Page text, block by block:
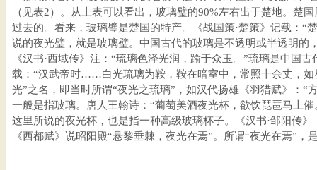
（见表2）。从上表可以看出，玻璃璧的90%左右出于楚地。楚
过去的。看来，玻璃璧是楚国的特产。《战国策·楚策》记载：“
说的夜光璧，就是玻璃璧。中国古代的玻璃是不透明或半透明的
《汉书·西域传》注：“琉璃色泽光润，踰于众玉。”琉璃是中国
载：“汉武帝时……白光琉璃为鞍，鞍在暗室中，常照十余丈，如
光”之名，即当时所谓“夜光之琉璃”，如汉代扬雄《羽猎赋》：“
一般是指玻璃。唐人王翰诗：“葡萄美酒夜光杯，欲饮琵琶马上
这里所说的夜光杯，也是指一种高级玻璃杯子。《汉书·邹阳传
《西都赋》说昭阳殿“悬黎垂棘，夜光在焉”。所谓“夜光在焉”